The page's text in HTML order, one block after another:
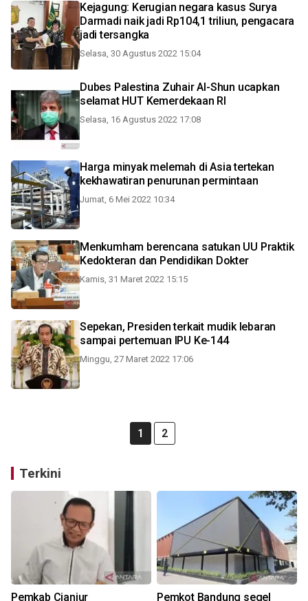
Kejagung: Kerugian negara kasus Surya
Darmadi naik jadi Rp104,1 triliun, pengacara
jadi tersangka
Selasa, 30 Agustus 2022 15:04
Dubes Palestina Zuhair Al-Shun ucapkan
selamat HUT Kemerdekaan RI
Selasa, 16 Agustus 2022 17:08
Harga minyak melemah di Asia tertekan
kekhawatiran penurunan permintaan
Jumat, 6 Mei 2022 10:34
Menkumham berencana satukan UU Praktik
Kedokteran dan Pendidikan Dokter
Kamis, 31 Maret 2022 15:15
Sepekan, Presiden terkait mudik lebaran
sampai pertemuan IPU Ke-144
Minggu, 27 Maret 2022 17:06
1 2
Terkini
Pemkab Cianjur
Pemkot Bandung segel